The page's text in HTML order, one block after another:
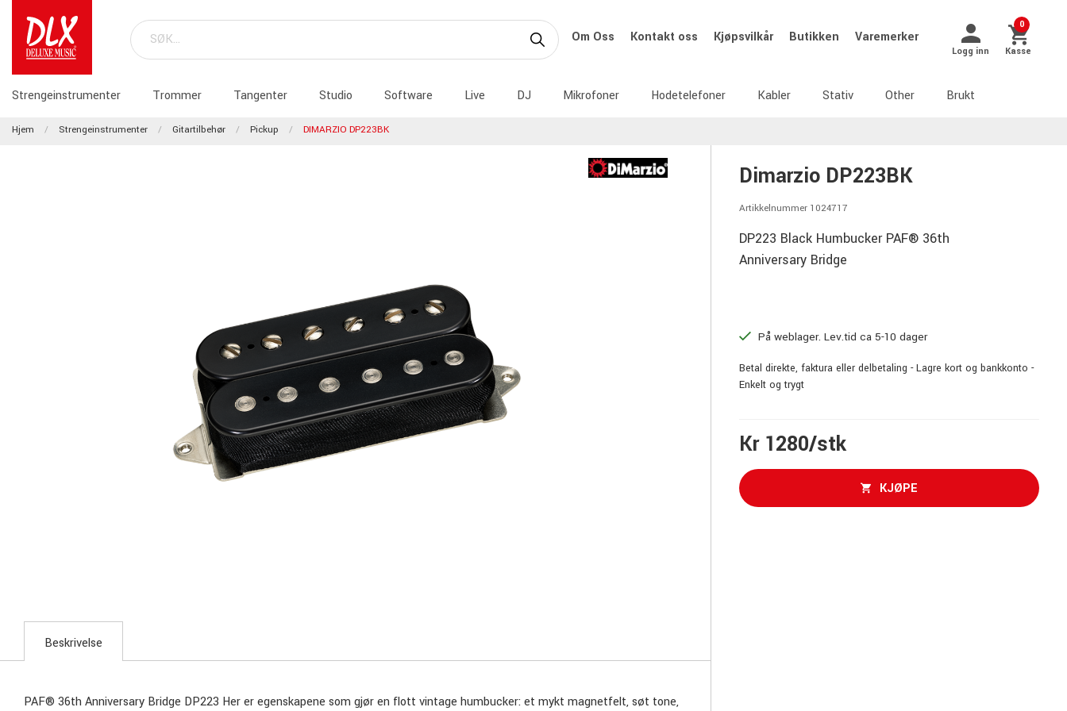
Om Oss Kontakt oss Kjøpsvilkår Butikken Varemerker
Logg inn
0
Kasse
Strengeinstrumenter Trommer Tangenter Studio Software Live DJ Mikrofoner Hodetelefoner Kabler Stativ Other Brukt
Hjem Strengeinstrumenter Gitartilbehør Pickup DIMARZIO DP223BK
Dimarzio DP223BK
Artikkelnummer 1024717
DP223 Black Humbucker PAF® 36th
Anniversary Bridge
På weblager. Lev.tid ca 5-10 dager
Betal direkte, faktura eller delbetaling - Lagre kort og bankkonto -
Enkelt og trygt
Kr 1280/stk
KJØPE
Beskrivelse
PAF® 36th Anniversary Bridge DP223 Her er egenskapene som gjør en flott vintage humbucker: et mykt magnetfelt, søt tone,